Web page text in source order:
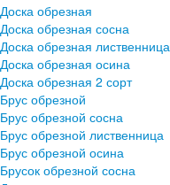
Доска обрезная
Доска обрезная сосна
Доска обрезная лиственница
Доска обрезная осина
Доска обрезная 2 сорт
Брус обрезной
Брус обрезной сосна
Брус обрезной лиственница
Брус обрезной осина
Брусок обрезной сосна